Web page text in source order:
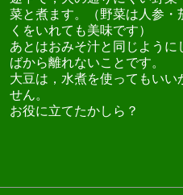
菜と煮ます。（野菜は人参
くをいれても美味です）
あとはおみそ汁と同じよう
ばから離れないことです。
大豆は，水煮を使ってもい
せん。
お役に立てたかしら？